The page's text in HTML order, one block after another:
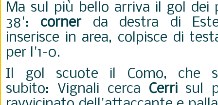
Ma sul più bello arriva il gol dei
38': cornerda destra di
inserisce in area, colpisce di
per l'1-0.
Il gol scuote il Como, che
subito: Vignali cerca Cerrisul